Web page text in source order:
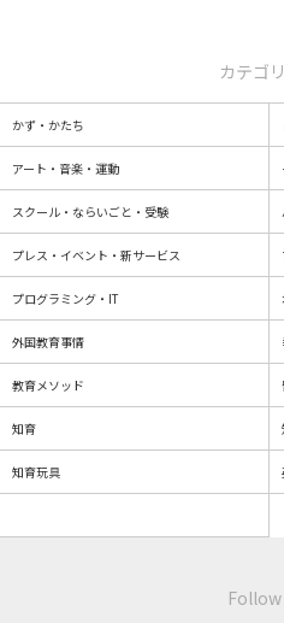
カテゴ
かず・かたち
アート・音楽・運動
スクール・ならいごと・受験
プレス・イベント・新サービス
プログラミング・IT
外国教育事情
教育メソッド
知育
知育玩具
Follow